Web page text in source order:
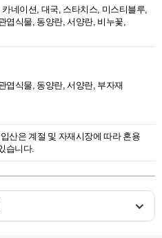
카네이션, 대국, 스타치스, 미스티블루,
엽식물, 동양란, 서양란, 비누꽃,
엽식물, 동양란, 서양란, 부자재
산은 계절 및 자재시장에 따라 혼용
습니다.